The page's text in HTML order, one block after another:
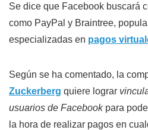
Se dice que Facebook buscará
como PayPal y Braintree,
especializadas en pagos
Según se ha comentado, la
Zuckerberg quiere lograr
usuarios de Facebookpara
la hora de realizar pagos en